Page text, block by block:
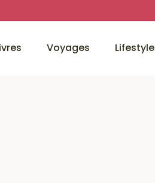
Voyages Lifestyle